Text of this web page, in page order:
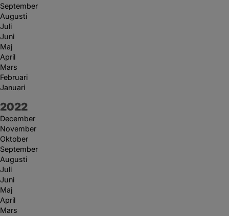
September
Augusti
Juli
Juni
Maj
April
Mars
Februari
Januari
År:
2022
December
November
Oktober
September
Augusti
Juli
Juni
Maj
April
Mars